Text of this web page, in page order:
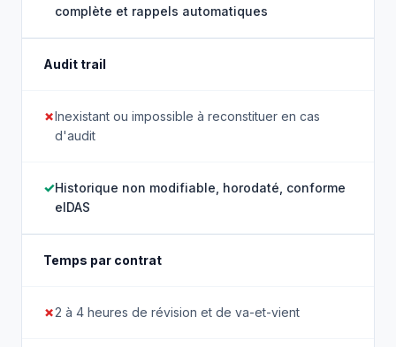
complète et rappels automatiques
Audit trail
Inexistant ou impossible à reconstituer en cas
d'audit
Historique non modifiable, horodaté, conforme
eIDAS
Temps par contrat
2 à 4 heures de révision et de va-et-vient